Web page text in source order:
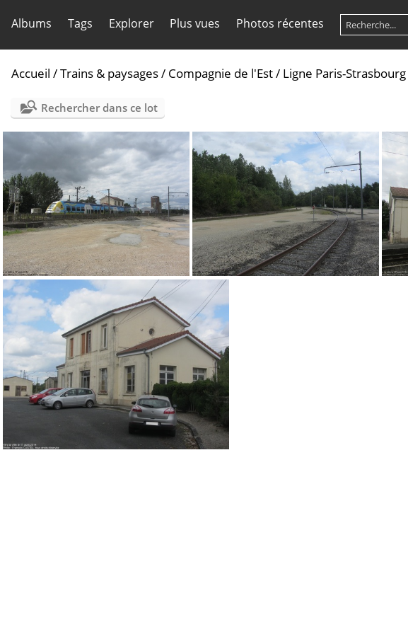
Albums Tags Explorer Plus vues Photos récentes
Accueil /Trains & paysages/ Compagnie de l'Est/ Ligne Paris-Strasbourg
Rechercher dans ce lot
IMG 0783